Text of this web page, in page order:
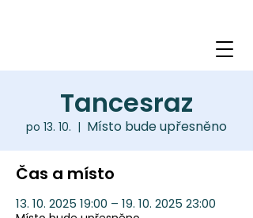
Tancesraz
po 13. 10.
  |
Místo bude upřesněno
Čas a místo
13. 10. 2025 19:00 – 19. 10. 2025 23:00